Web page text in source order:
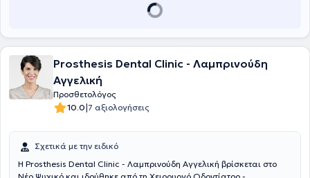
πολυάριθμες ανακοινώσεις σε συνέδρια στην Ελλάδα και στο
Prosthesis Dental Clinic - Λαμπρινούδη
Αγγελική
Προσθετολόγος
10.0|7 αξιολογήσεις
Σχετικά με την ειδικό
Η Prosthesis Dental Clinic - Λαμπρινούδη Αγγελική βρίσκεται στο